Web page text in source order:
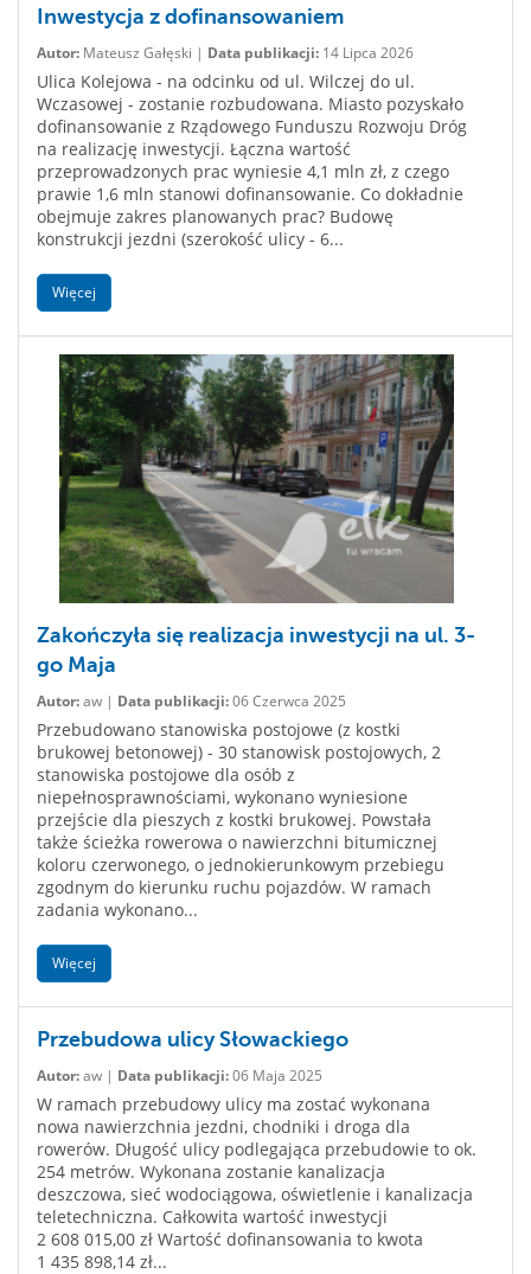
Inwestycja z dofinansowaniem
Autor: Mateusz Gałęski | Data publikacji: 14 Lipca 2026
Ulica Kolejowa - na odcinku od ul. Wilczej do ul.
Wczasowej - zostanie rozbudowana. Miasto pozyskało
dofinansowanie z Rządowego Funduszu Rozwoju Dróg
na realizację inwestycji. Łączna wartość
przeprowadzonych prac wyniesie 4,1 mln zł, z czego
prawie 1,6 mln stanowi dofinansowanie. Co dokładnie
obejmuje zakres planowanych prac? Budowę
konstrukcji jezdni (szerokość ulicy - 6...
Więcej
Zakończyła się realizacja inwestycji na ul. 3-
go Maja
Autor:aw | Data publikacji:06 Czerwca 2025
Przebudowano stanowiska postojowe (z kostki
brukowej betonowej) - 30 stanowisk postojowych, 2
stanowiska postojowe dla osób z
niepełnosprawnościami, wykonano wyniesione
przejście dla pieszych z kostki brukowej. Powstała
także ścieżka rowerowa o nawierzchni bitumicznej
koloru czerwonego, o jednokierunkowym przebiegu
zgodnym do kierunku ruchu pojazdów. W ramach
zadania wykonano...
Więcej
Przebudowa ulicy Słowackiego
Autor:aw | Data publikacji:06 Maja 2025
W ramach przebudowy ulicy ma zostać wykonana
nowa nawierzchnia jezdni, chodniki i droga dla
rowerów. Długość ulicy podlegająca przebudowie to ok.
254 metrów. Wykonana zostanie kanalizacja
deszczowa, sieć wodociągowa, oświetlenie i kanalizacja
teletechniczna. Całkowita wartość inwestycji
2 608 015,00 zł Wartość dofinansowania to kwota
1 435 898,14 zł...